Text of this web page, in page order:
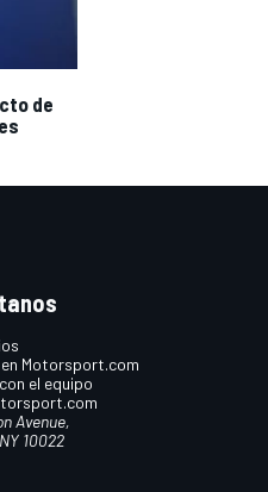
de
Motorsport.com
el equipo
Avenue,
10022